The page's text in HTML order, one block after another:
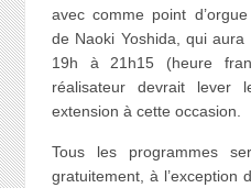
avec comme point
de Naoki Yoshida, qui
19h à 21h15 (heure
réalisateur devrait lever
extension à cette occasion.
Tous les programmes
gratuitement, à l’exception